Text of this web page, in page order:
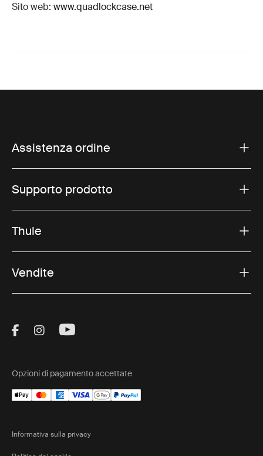
Sito web: www.quadlockcase.net
Assistenza ordine
Supporto prodotto
Thule
Vendite
Visit Thule on Facebook (external link)
Visit Thule on Instagram (external link)
Visit Thule on Youtube (external
Opzioni di pagamento accettate
Informativa sulla privacy